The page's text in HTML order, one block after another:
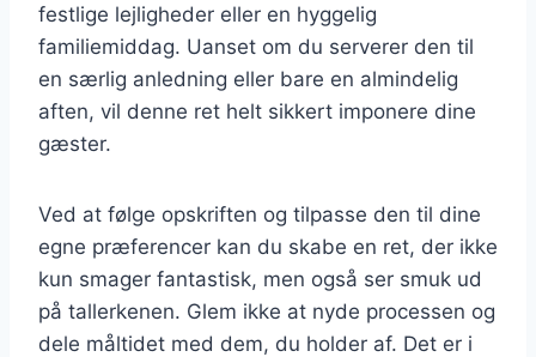
festlige lejligheder eller en hyggelig
familiemiddag. Uanset om du serverer den til
en særlig anledning eller bare en almindelig
aften, vil denne ret helt sikkert imponere dine
gæster.
Ved at følge opskriften og tilpasse den til dine
egne præferencer kan du skabe en ret, der ikke
kun smager fantastisk, men også ser smuk ud
på tallerkenen. Glem ikke at nyde processen og
dele måltidet med dem, du holder af. Det er i